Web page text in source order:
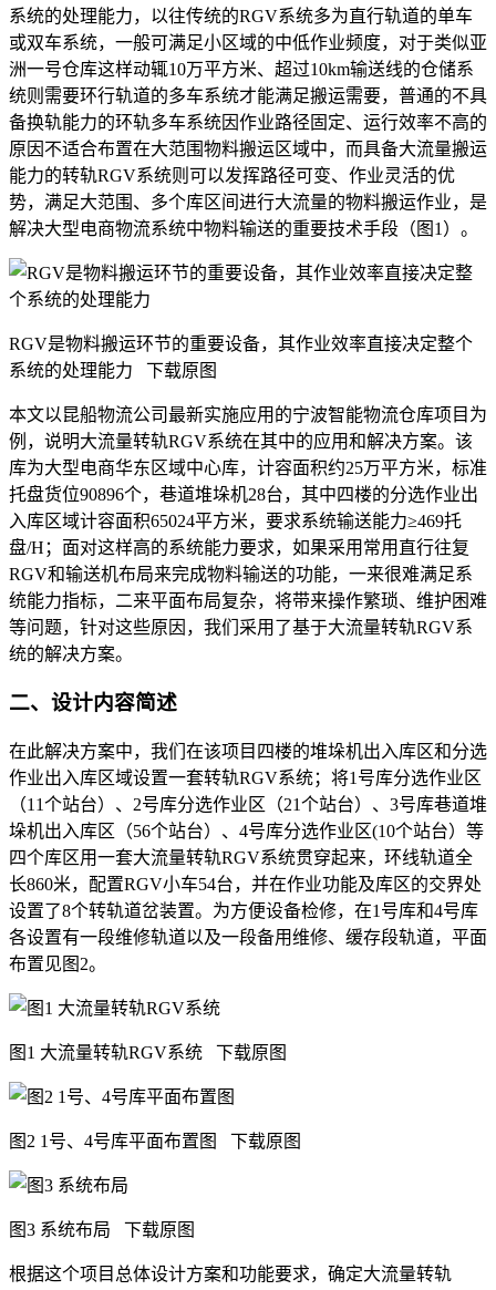
系统的处理能力，以往传统的RGV系统多为直行轨道的单车
或双车系统，一般可满足小区域的中低作业频度，对于类似亚
洲一号仓库这样动辄10万平方米、超过10km输送线的仓储系
统则需要环行轨道的多车系统才能满足搬运需要，普通的不具
备换轨能力的环轨多车系统因作业路径固定、运行效率不高的
原因不适合布置在大范围物料搬运区域中，而具备大流量搬运
能力的转轨RGV系统则可以发挥路径可变、作业灵活的优
势，满足大范围、多个库区间进行大流量的物料搬运作业，是
解决大型电商物流系统中物料输送的重要技术手段（图1）。
RGV是物料搬运环节的重要设备，其作业效率直接决定整个
系统的处理能力
下载原图
本文以昆船物流公司最新实施应用的宁波智能物流仓库项目为
例，说明大流量转轨RGV系统在其中的应用和解决方案。该
库为大型电商华东区域中心库，计容面积约25万平方米，标准
托盘货位90896个，巷道堆垛机28台，其中四楼的分选作业出
入库区域计容面积65024平方米，要求系统输送能力≥469托
盘/H；面对这样高的系统能力要求，如果采用常用直行往复
RGV和输送机布局来完成物料输送的功能，一来很难满足系
统能力指标，二来平面布局复杂，将带来操作繁琐、维护困难
等问题，针对这些原因，我们采用了基于大流量转轨RGV系
统的解决方案。
二、设计内容简述
在此解决方案中，我们在该项目四楼的堆垛机出入库区和分选
作业出入库区域设置一套转轨RGV系统；将1号库分选作业区
（11个站台）、2号库分选作业区（21个站台）、3号库巷道堆
垛机出入库区（56个站台）、4号库分选作业区(10个站台）等
四个库区用一套大流量转轨RGV系统贯穿起来，环线轨道全
长860米，配置RGV小车54台，并在作业功能及库区的交界处
设置了8个转轨道岔装置。为方便设备检修，在1号库和4号库
各设置有一段维修轨道以及一段备用维修、缓存段轨道，平面
布置见图2。
图1 大流量转轨RGV系统 下载原图
图2 1号、4号库平面布置图 下载原图
图3 系统布局 下载原图
根据这个项目总体设计方案和功能要求，确定大流量转轨